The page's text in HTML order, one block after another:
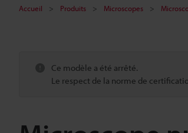
Accueil Produits Microscopes
Ce modèle a été arrêté.
Le respect de la norme de